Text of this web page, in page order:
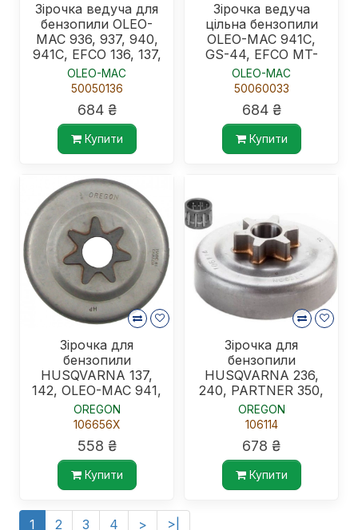
Зірочка ведуча для
бензопили OLEO-
MAC 936, 937, 940,
941С, EFCO 136, 137,
140, 141
OLEO-MAC
50050136
684 ₴
Купити
Зірочка ведуча
цільна бензопили
OLEO-MAC 941С,
GS-44, EFCO MT-
440, .325"
OLEO-MAC
50060033
684 ₴
Купити
Зірочка для
бензопили
HUSQVARNA 137,
142, OLEO-MAC 941,
цільна
OREGON
106656X
558 ₴
Купити
Зірочка для
бензопили
HUSQVARNA 236,
240, PARTNER 350,
351, Jonsered. OLEO-
MAC, цільна
OREGON
106114
678 ₴
Купити
1 2 3 4 >
>|